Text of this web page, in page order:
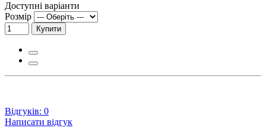
Доступні варіанти
Розмір
Купити
Відгуків: 0
Написати відгук